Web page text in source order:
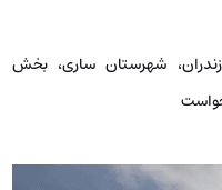
شهرستان ساری، بخش